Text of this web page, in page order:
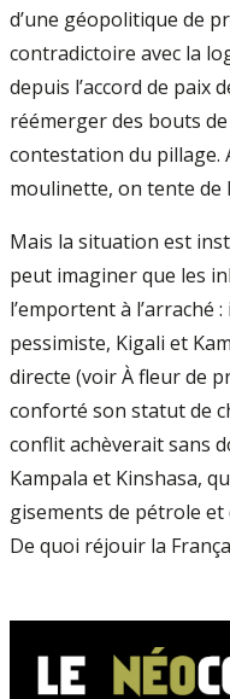
d’une géopolitique de
contradictoire avec la
depuis l’accord de paix
réémerger des bouts
contestation du pillage.
moulinette, on tente de
Mais la situation est
peut imaginer que les
l’emportent à
pessimiste, Kigali et
directe (voir À fleur de
conforté son statut de
conflit achèverait sans
Kampala et Kinshasa,
gisements de pétrole
De quoi réjouir la